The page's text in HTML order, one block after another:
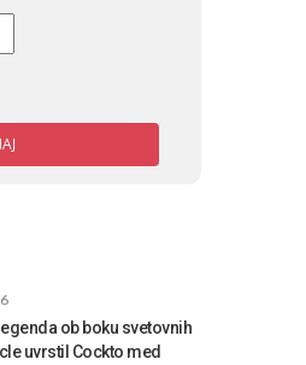
ob boku svetovnih
uvrstil Cockto med